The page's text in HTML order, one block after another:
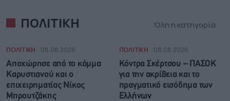
ΠΟΛΙΤΙΚΗ Όλη η κατηγορία
ΠΟΛΙΤΙΚΗ 08.08.2026
Αποχώρησε από το κόμμα
Καρυστιανού και ο
επιχειρηματίας Νίκος
Μπρουτζάκης
ΠΟΛΙΤΙΚΗ 08.08.2026
Κόντρα Σκέρτσου – ΠΑΣΟΚ
για την ακρίβεια και το
πραγματικό εισόδημα των
Ελλήνων